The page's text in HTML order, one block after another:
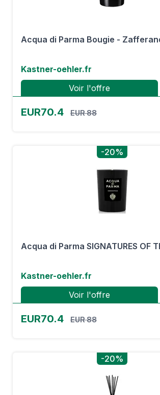
Acqua di Parma Bougie -
Kastner-oehler.fr
Voir l'offre
EUR70.4 EUR 88
-20%
Acqua di Parma SIGNATURES OF
Kastner-oehler.fr
Voir l'offre
EUR70.4 EUR 88
-20%